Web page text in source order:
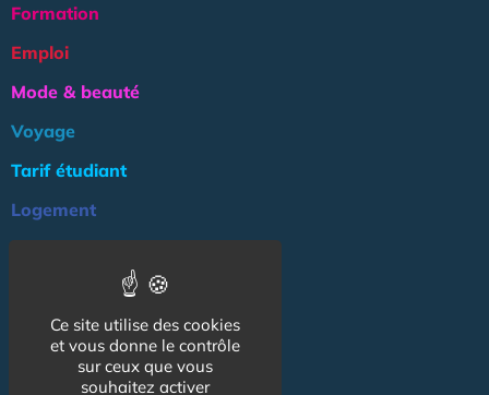
Formation
Emploi
Mode & beauté
Voyage
Tarif étudiant
Logement
Association
NOS AUTRES SITES :
Ce site utilise des cookies
et vous donne le contrôle
sur ceux que vous
souhaitez activer